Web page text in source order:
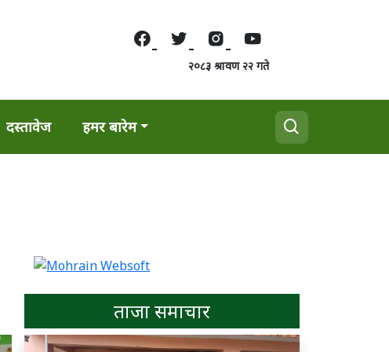
२०८३ श्रावण २२ गते
दस्तावेज हमर बारेम
ताजा समाचार